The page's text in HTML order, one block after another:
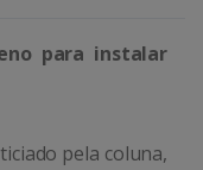
para instalar
pela coluna,